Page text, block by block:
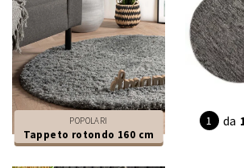
POPOLARI
Tappeto rotondo 160 cm
da